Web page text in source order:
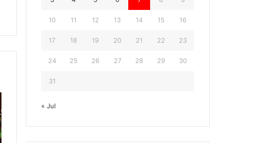
10 11 12 13 14 15 16
17 18 19 20 21 22 23
24 25 26 27 28 29 30
31
« Jul